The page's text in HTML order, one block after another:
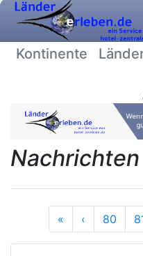
Kontinente
« Anfang
‹ Vorherige
80